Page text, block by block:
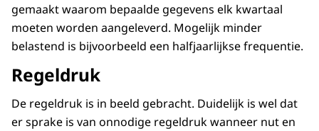
gemaakt waarom bepaalde gegevens elk kwartaal
moeten worden aangeleverd. Mogelijk minder
belastend is bijvoorbeeld een halfjaarlijkse frequentie.
Regeldruk
De regeldruk is in beeld gebracht. Duidelijk is wel dat
er sprake is van onnodige regeldruk wanneer nut en